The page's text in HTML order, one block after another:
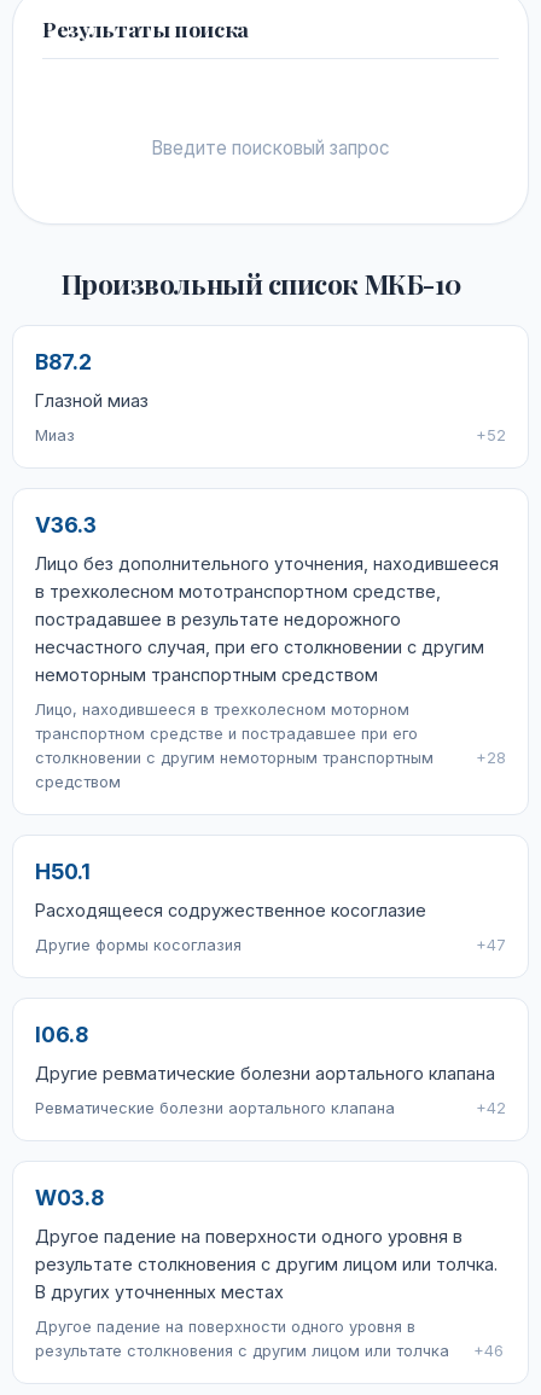
Результаты поиска
Введите поисковый запрос
Произвольный список МКБ-10
B87.2
Глазной миаз
Миаз +52
V36.3
Лицо без дополнительного уточнения, находившееся
в трехколесном мототранспортном средстве,
пострадавшее в результате недорожного
несчастного случая, при его столкновении с другим
немоторным транспортным средством
Лицо, находившееся в трехколесном моторном
транспортном средстве и пострадавшее при его
столкновении с другим немоторным транспортным
средством
+28
H50.1
Расходящееся содружественное косоглазие
Другие формы косоглазия +47
I06.8
Другие ревматические болезни аортального клапана
Ревматические болезни аортального клапана +42
W03.8
Другое падение на поверхности одного уровня в
результате столкновения с другим лицом или толчка.
В других уточненных местах
Другое падение на поверхности одного уровня в
результате столкновения с другим лицом или толчка
+46